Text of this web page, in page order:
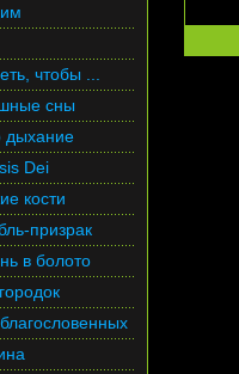
чтобы ...
сны
Dei
кости
призрак
в болото